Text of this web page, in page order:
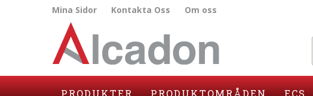
Mina Sidor Kontakta Oss Om oss
PRODUKTER PRODUKTOMRÅDEN ECS